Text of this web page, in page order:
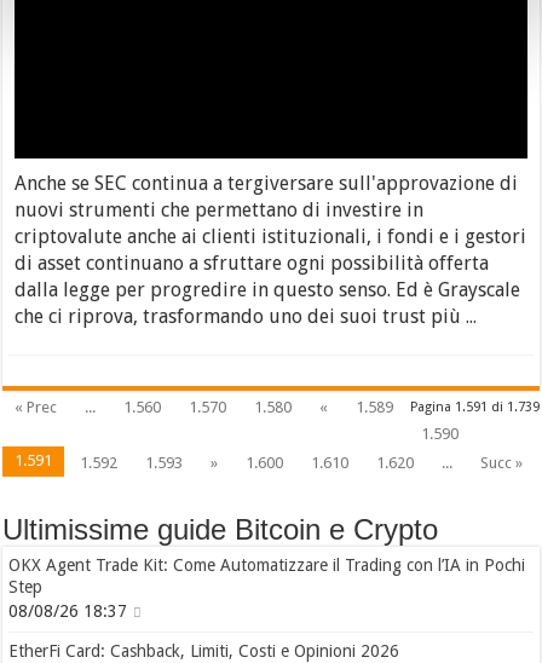
Anche se SEC continua a tergiversare sull'approvazione di
nuovi strumenti che permettano di investire in
criptovalute anche ai clienti istituzionali, i fondi e i gestori
di asset continuano a sfruttare ogni possibilità offerta
dalla legge per progredire in questo senso. Ed è Grayscale
che ci riprova, trasformando uno dei suoi trust più ...
Pagina 1.591 di 1.739
« Prec ... 1.560 1.570 1.580 «
1.589
1.590
1.591
1.592 1.593 » 1.600 1.610 1.620 ... Succ »
Ultimissime guide Bitcoin e Crypto
OKX Agent Trade Kit: Come Automatizzare il Trading con l’IA in Pochi
Step
08/08/26 18:37
EtherFi Card: Cashback, Limiti, Costi e Opinioni 2026